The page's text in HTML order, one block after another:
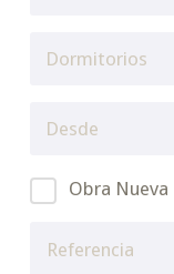
Obra Nueva